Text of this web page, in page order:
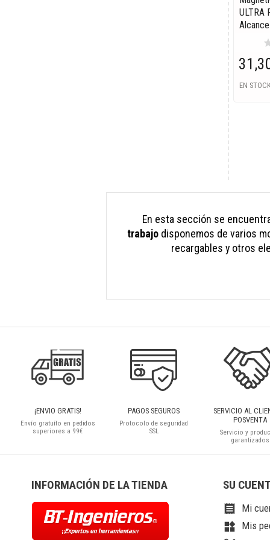
ULTRA
EN
En esta sección se
trabajo disponemos de varios
recargables y otros
¡ENVIO GRATIS!
Envío gratuíto en pedidos
superiores a 99€
PAGOS SEGUROS
Protocolo de seguridad
SSL
SERVICIO AL
POSVENTA
Servicio y
garantizados
INFORMACIÓN DE LA TIENDA SU
 Mi
widgets Mis